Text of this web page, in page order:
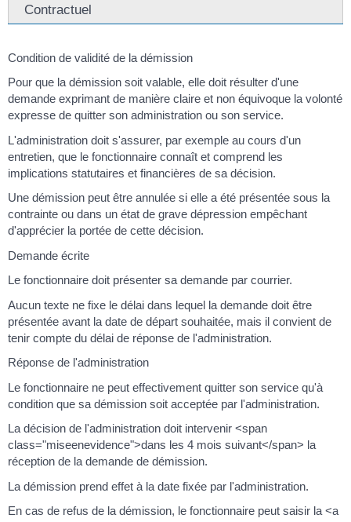
Contractuel
Condition de validité de la démission
Pour que la démission soit valable, elle doit résulter d'une
demande exprimant de manière claire et non équivoque la volonté
expresse de quitter son administration ou son service.
L'administration doit s'assurer, par exemple au cours d'un
entretien, que le fonctionnaire connaît et comprend les
implications statutaires et financières de sa décision.
Une démission peut être annulée si elle a été présentée sous la
contrainte ou dans un état de grave dépression empêchant
d'apprécier la portée de cette décision.
Demande écrite
Le fonctionnaire doit présenter sa demande par courrier.
Aucun texte ne fixe le délai dans lequel la demande doit être
présentée avant la date de départ souhaitée, mais il convient de
tenir compte du délai de réponse de l'administration.
Réponse de l'administration
Le fonctionnaire ne peut effectivement quitter son service qu'à
condition que sa démission soit acceptée par l'administration.
La décision de l'administration doit intervenir <span
class="miseenevidence">dans les 4 mois suivant</span> la
réception de la demande de démission.
La démission prend effet à la date fixée par l'administration.
En cas de refus de la démission, le fonctionnaire peut saisir la <a